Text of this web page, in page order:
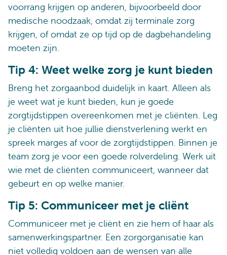
voorrang krijgen op anderen, bijvoorbeeld door
medische noodzaak, omdat zij terminale zorg
krijgen, of omdat ze op tijd op de dagbehandeling
moeten zijn.
Tip 4: Weet welke zorg je kunt bieden
Breng het zorgaanbod duidelijk in kaart. Alleen als
je weet wat je kunt bieden, kun je goede
zorgtijdstippen overeenkomen met je cliënten. Leg
je cliënten uit hoe jullie dienstverlening werkt en
spreek marges af voor de zorgtijdstippen. Binnen je
team zorg je voor een goede rolverdeling. Werk uit
wie met de cliënten communiceert, wanneer dat
gebeurt en op welke manier.
Tip 5: Communiceer met je cliënt
Communiceer met je cliënt en zie hem of haar als
samenwerkingspartner. Een zorgorganisatie kan
niet volledig voldoen aan de wensen van alle